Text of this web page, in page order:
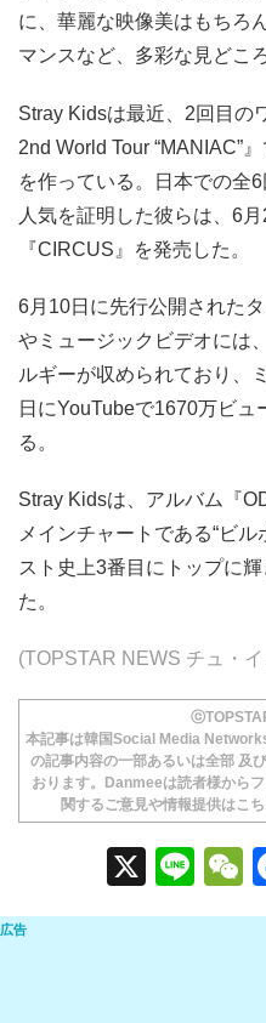
に、華麗な映像美はもちろ
マンスなど、多彩な見どこ
Stray Kidsは最近、2回目の
2nd World Tour “MANIAC”
を作っている。日本での全
人気を証明した彼らは、6
『CIRCUS』を発売した。
6月10日に先行公開された
やミュージックビデオには
ルギーが収められており、
日にYouTubeで1670万ビ
る。
Stray Kidsは、アルバム『
メインチャートである“ビ
スト史上3番目にトップに
た。
(TOPSTAR NEWS チュ・
本記事は韓国Social Media
の記事内容の一部あるいは全部 及
おります。Danmeeは読者様から
関するご意見や情報提供はこ
X
Li
n